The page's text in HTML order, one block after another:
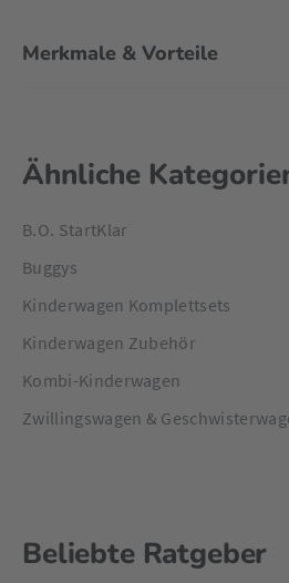
Merkmale & Vorteile
Ähnliche
B.O. StartKlar
Buggys
Kinderwagen Komplettsets
Kinderwagen Zubehör
Kombi-Kinderwagen
Zwillingswagen &
Beliebte Ratgeber